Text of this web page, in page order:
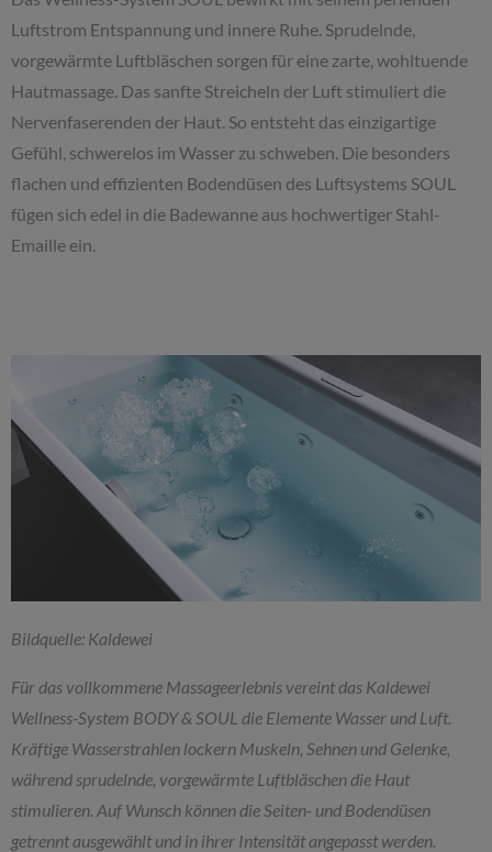
Luftstrom Entspannung und innere Ruhe. Sprudelnde,
vorgewärmte Luftbläschen sorgen für eine zarte, wohltuende
Hautmassage. Das sanfte Streicheln der Luft stimuliert die
Nervenfaserenden der Haut. So entsteht das einzigartige
Gefühl, schwerelos im Wasser zu schweben. Die besonders
flachen und effizienten Bodendüsen des Luftsystems SOUL
fügen sich edel in die Badewanne aus hochwertiger Stahl-
Emaille ein.
Bildquelle: Kaldewei
Für das vollkommene Massageerlebnis vereint das Kaldewei
Wellness-System BODY & SOUL die Elemente Wasser und Luft.
Kräftige Wasserstrahlen lockern Muskeln, Sehnen und Gelenke,
während sprudelnde, vorgewärmte Luftbläschen die Haut
stimulieren. Auf Wunsch können die Seiten- und Bodendüsen
getrennt ausgewählt und in ihrer Intensität angepasst werden.